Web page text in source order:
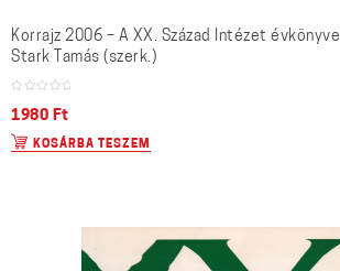
Korrajz 2006 – A XX. Század Intézet évkönyve
Stark Tamás (szerk.)
1980 Ft
KOSÁRBA TESZEM